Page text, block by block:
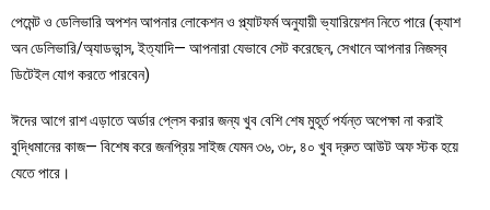
পেমেন্ট ও ডেলিভারি অপশন আপনার লোকেশন ও প্ল্যাটফর্ম অনুযায়ী ভ্যারিয়েশন নিতে পারে (ক্যাশ
অন ডেলিভারি/অ্যাডভান্স, ইত্যাদি— আপনারা যেভাবে সেট করেছেন, সেখানে আপনার নিজস্ব
ডিটেইল যোগ করতে পারবেন)
ঈদের আগে রাশ এড়াতে অর্ডার প্লেস করার জন্য খুব বেশি শেষ মুহূর্ত পর্যন্ত অপেক্ষা না করাই
বুদ্ধিমানের কাজ— বিশেষ করে জনপ্রিয় সাইজ যেমন ৩৬, ৩৮, ৪০ খুব দ্রুত আউট অফ স্টক হয়ে
যেতে পারে।